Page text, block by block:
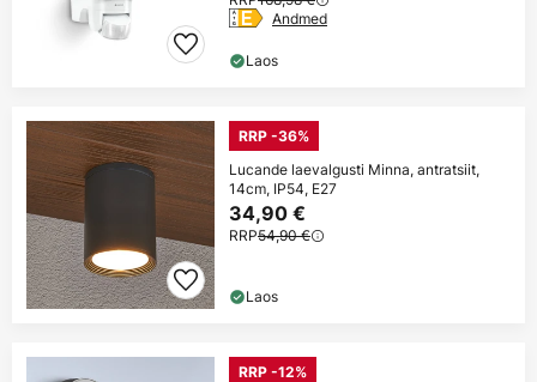
Andmed
Laos
RRP -36%
Lucande laevalgusti Minna, antratsiit,
14cm, IP54, E27
34,90 €
RRP54,90 €
Laos
RRP -12%